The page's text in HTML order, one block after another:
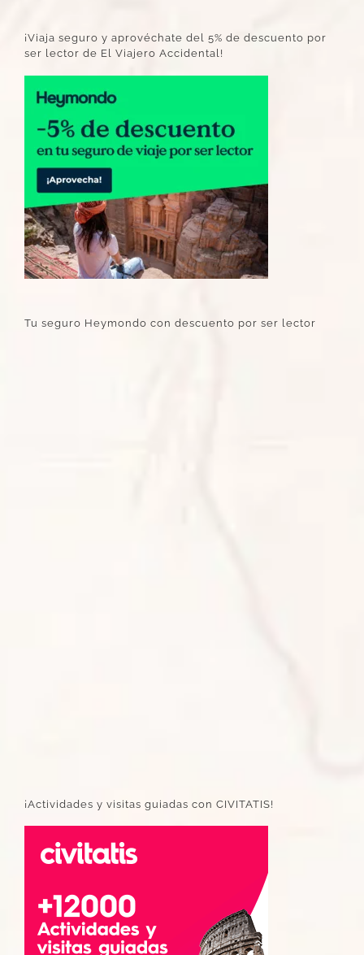
¡Viaja seguro y aprovéchate del 5% de descuento por
ser lector de El Viajero Accidental!
Tu seguro Heymondo con descuento por ser lector
¡Actividades y visitas guiadas con CIVITATIS!